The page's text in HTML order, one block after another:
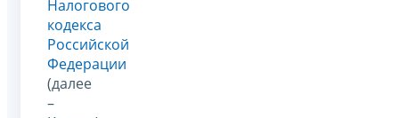
Налогового
кодекса
Российской
Федерации
(далее
–